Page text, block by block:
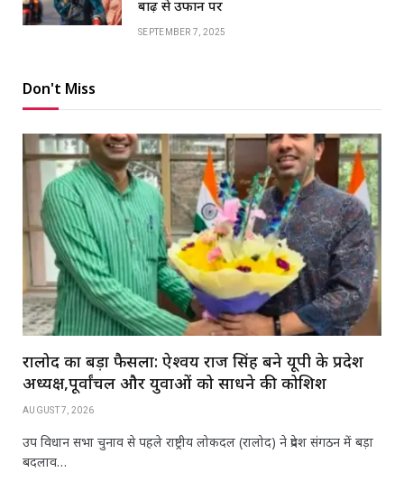
बाढ़ से उफान पर
SEPTEMBER 7, 2025
Don't Miss
रालोद का बड़ा फैसला: ऐश्वर्य राज सिंह बने यूपी के प्रदेश
अध्यक्ष,पूर्वांचल और युवाओं को साधने की कोशिश
AUGUST 7, 2026
उप विधान सभा चुनाव से पहले राष्ट्रीय लोकदल (रालोद) ने प्रदेश संगठन में बड़ा
बदलाव…